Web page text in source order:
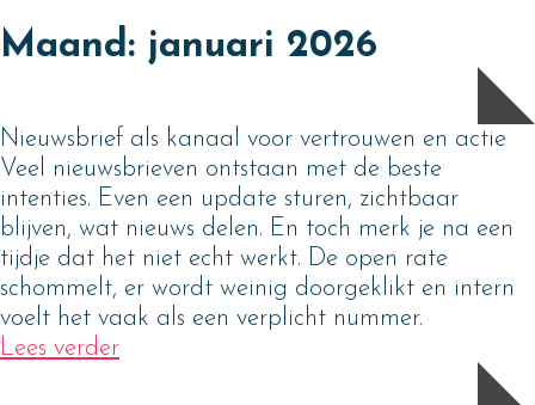
Skip
Maand: januari 2026
Nieuwsbrief als kanaal voor vertrouwen en actie
Veel nieuwsbrieven ontstaan met de beste
intenties. Even een update sturen, zichtbaar
blijven, wat nieuws delen. En toch merk je na een
tijdje dat het niet echt werkt. De open rate
schommelt, er wordt weinig doorgeklikt en intern
voelt het vaak als een verplicht nummer.
Lees verder